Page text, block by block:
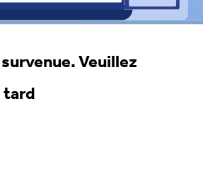
Veuillez